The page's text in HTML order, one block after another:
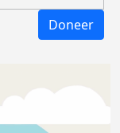
Doneer